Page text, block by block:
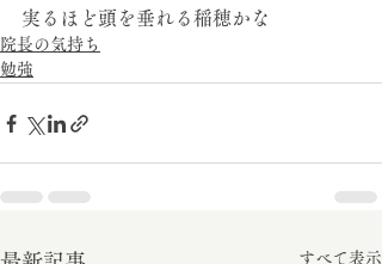
実るほど頭を垂れる稲穂かな
院長の気持ち
勉強
すべて表示